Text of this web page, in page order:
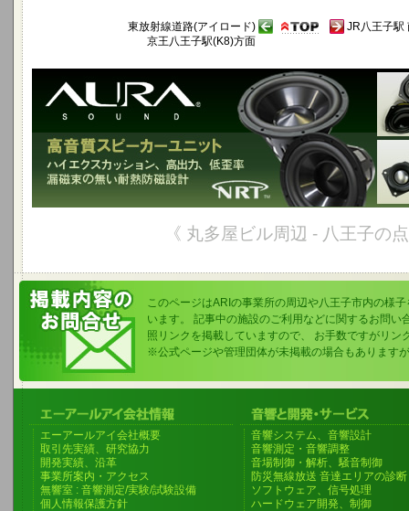
東放射線道路(アイロード)
京王八王子駅(K8)方面
JR八王子駅
《 丸多屋ビル周辺 - 八王子の
このページはARIの事業所の周辺や八王子市内の様
います。 記事中の施設のご利用などに関するお問い
照リンクを掲載していますので、 お手数ですがリン
※公式ページや管理団体が未掲載の場合もあります
エーアールアイ会社概要
取引先実績、研究協力
開発実績、沿革
事業所案内・アクセス
無響室 : 音響測定/実験/試験設備
個人情報保護方針
音響システム、音響設計
音響測定・音響調整
音場制御・解析、騒音制御
防災無線放送 音達エリアの診断
ソフトウェア、信号処理
ハードウェア開発、制御